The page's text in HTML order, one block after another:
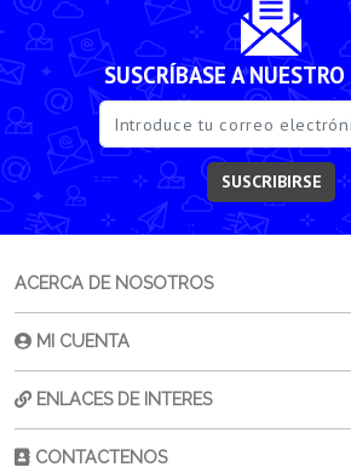
SUSCRÍBASE A
SUSCRIBIRSE
ACERCA DE NOSOTROS
MI CUENTA
ENLACES DE INTERES
CONTACTENOS